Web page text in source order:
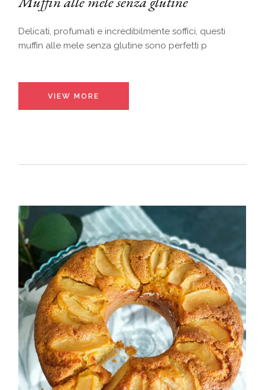
Delicati, profumati e incredibilmente soffici, questi
muffin alle mele senza glutine sono perfetti p
VIEW MORE